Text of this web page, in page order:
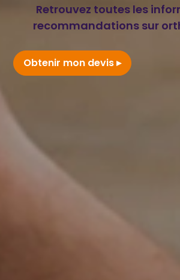
Retrouvez toutes les
recommandations sur
Obtenir mon devis